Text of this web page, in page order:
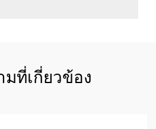
ที่เกี่ยวข้อง